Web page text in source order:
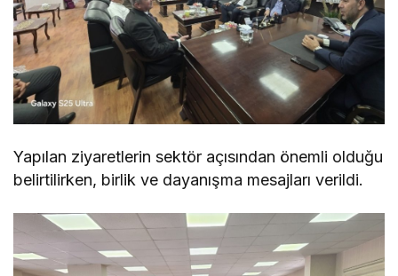
Yapılan ziyaretlerin sektör açısından önemli olduğu
belirtilirken, birlik ve dayanışma mesajları verildi.